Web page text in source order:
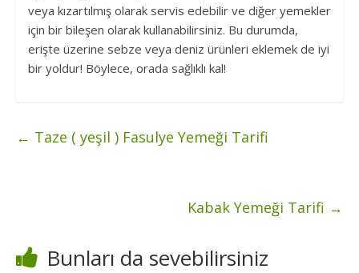
veya kızartılmış olarak servis edebilir ve diğer yemekler
için bir bileşen olarak kullanabilirsiniz. Bu durumda,
erişte üzerine sebze veya deniz ürünleri eklemek de iyi
bir yoldur! Böylece, orada sağlıklı kal!
← Taze ( yeşil ) Fasulye Yemeği Tarifi
Kabak Yemeği Tarifi →
Bunları da sevebilirsiniz